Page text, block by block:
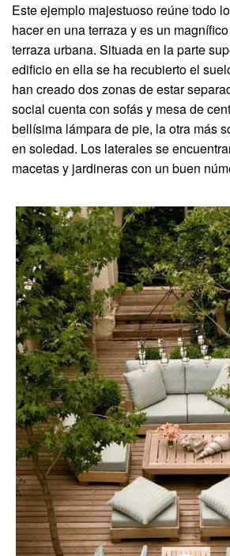
Este ejemplo majestuoso reúne todo
hacer en una terraza y es un
terraza urbana. Situada en la parte
edificio en ella se ha recubierto el
han creado dos zonas de estar
social cuenta con sofás y mesa de
bellísima lámpara de pie, la otra más
en soledad. Los laterales se
macetas y jardineras con un buen